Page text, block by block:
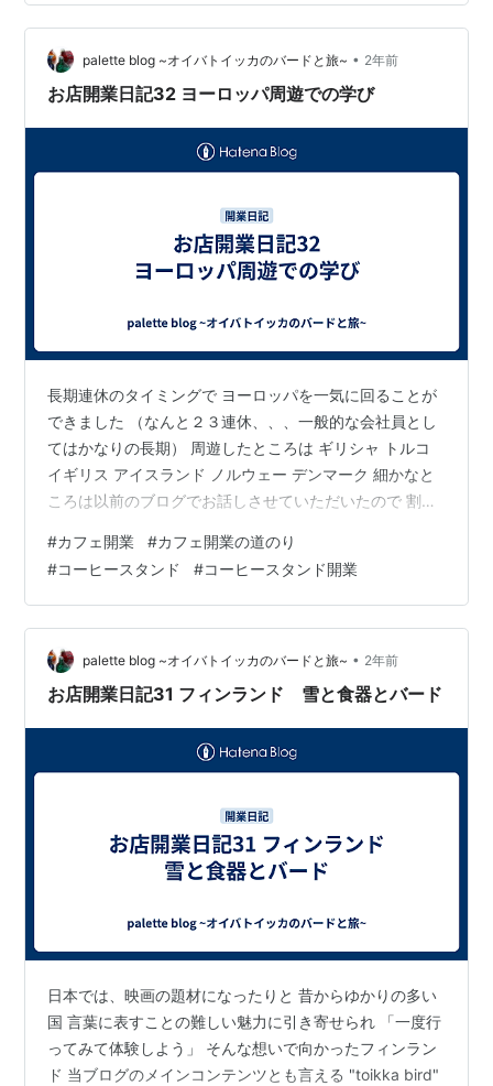
つの間にか興味が広がることで 自分の中のマップが大き
くなっていくのを感じました 一歩ずつ遠くにいくことで
恐怖心や抵抗感などよりも 「できるだろう！」と 自信が
ついてきたような…
palette blog ~オイバトイッカのバードと旅~ • 2年前
お店開業日記32 ヨーロッパ周遊での学び
長期連休のタイミングで ヨーロッパを一気に回ることが
できました （なんと２３連休、、、一般的な会社員とし
てはかなりの長期） 周遊したところは ギリシャ トルコ
イギリス アイスランド ノルウェー デンマーク 細かなと
ころは以前のブログでお話しさせていただいたので 割愛
ったと思います 贅沢をすることよりも 現地のものを知る
ことが好きです 旅行者用のレストランよりも 地元の食堂
のものをよく好みます また食事で言うなら 現地のものを
使って自炊をすることも、、、 スーパーに行き 馴染みの
ない食材を見ることも、使うことも とても楽しくいい経
験でした …
#カフェ開業 #カフェ開業の道のり
#コーヒースタンド #コーヒースタンド開業
palette blog ~オイバトイッカのバードと旅~ • 2年前
お店開業日記31 フィンランド 雪と食器とバード
日本では、映画の題材になったりと 昔からゆかりの多い
国 言葉に表すことの難しい魅力に引き寄せられ 「一度行
ってみて体験しよう」 そんな想いで向かったフィンラン
ド 当ブログのメインコンテンツとも言える "toikka bird"